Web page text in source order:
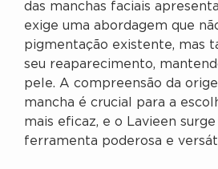
das manchas faciais
exige uma abordagem que
pigmentação existente, mas
seu reaparecimento,
pele. A compreensão da
mancha é crucial para a
mais eficaz, e o Lavieen
ferramenta poderosa e